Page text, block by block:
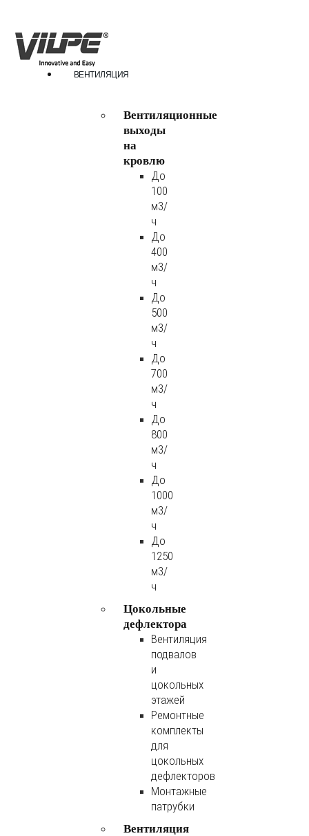
ВЕНТИЛЯЦИЯ
Вентиляционные
выходы
на
кровлю
До
100
м3/
ч
До
400
м3/
ч
До
500
м3/
ч
До
700
м3/
ч
До
800
м3/
ч
До
1000
м3/
ч
До
1250
м3/
ч
Цокольные
дефлектора
Вентиляция
подвалов
и
цокольных
этажей
Ремонтные
комплекты
для
цокольных
дефлекторов
Монтажные
патрубки
Вентиляция